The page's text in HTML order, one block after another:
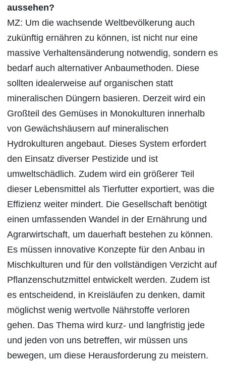
aussehen?
MZ: Um die wachsende Weltbevölkerung auch
zukünftig ernähren zu können, ist nicht nur eine
massive Verhaltensänderung notwendig, sondern es
bedarf auch alternativer Anbaumethoden. Diese
sollten idealerweise auf organischen statt
mineralischen Düngern basieren. Derzeit wird ein
Großteil des Gemüses in Monokulturen innerhalb
von Gewächshäusern auf mineralischen
Hydrokulturen angebaut. Dieses System erfordert
den Einsatz diverser Pestizide und ist
umweltschädlich. Zudem wird ein größerer Teil
dieser Lebensmittel als Tierfutter exportiert, was die
Effizienz weiter mindert. Die Gesellschaft benötigt
einen umfassenden Wandel in der Ernährung und
Agrarwirtschaft, um dauerhaft bestehen zu können.
Es müssen innovative Konzepte für den Anbau in
Mischkulturen und für den vollständigen Verzicht auf
Pflanzenschutzmittel entwickelt werden. Zudem ist
es entscheidend, in Kreisläufen zu denken, damit
möglichst wenig wertvolle Nährstoffe verloren
gehen. Das Thema wird kurz- und langfristig jede
und jeden von uns betreffen, wir müssen uns
bewegen, um diese Herausforderung zu meistern.